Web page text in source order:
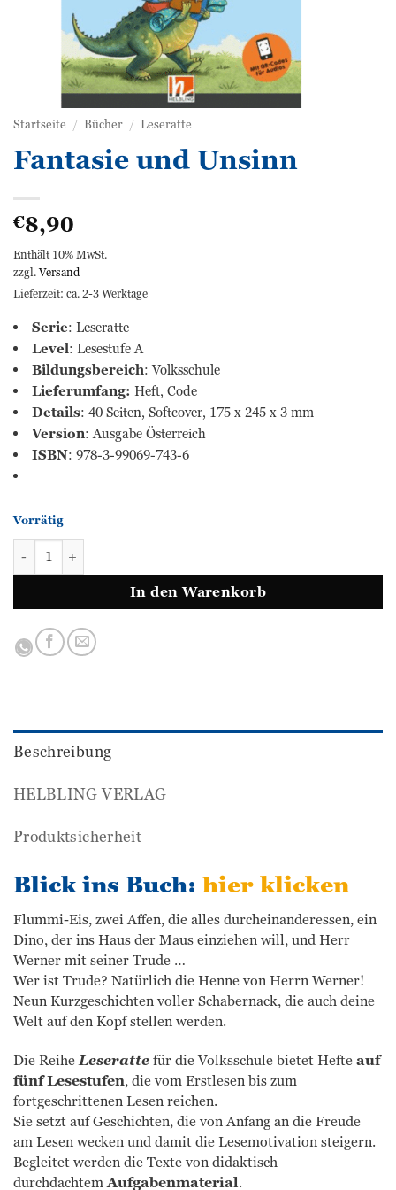
Startseite / Bücher / Leseratte
Fantasie und Unsinn
€8,90
Enthält 10% MwSt.
zzgl.Versand
Lieferzeit: ca. 2-3 Werktage
Serie: Leseratte
Level: Lesestufe A
Bildungsbereich: Volksschule
Lieferumfang: Heft, Code
Details: 40 Seiten, Softcover, 175 x 245 x 3 mm
Version: Ausgabe Österreich
ISBN: 978-3-99069-743-6
Vorrätig
Fantasie und Unsinn Menge
In den Warenkorb
Beschreibung
HELBLING VERLAG
Produktsicherheit
Blick ins Buch: hier klicken
Flummi-Eis, zwei Affen, die alles durcheinanderessen, ein
Dino, der ins Haus der Maus einziehen will, und Herr
Werner mit seiner Trude …
Wer ist Trude? Natürlich die Henne von Herrn Werner!
Neun Kurzgeschichten voller Schabernack, die auch deine
Welt auf den Kopf stellen werden.
Die ReiheLeserattefür die Volksschule bietet Hefteauf
fünf Lesestufen, die vom Erstlesen bis zum
fortgeschrittenen Lesen reichen.
Sie setzt auf Geschichten, die von Anfang an die Freude
am Lesen wecken und damit die Lesemotivation steigern.
Begleitet werden die Texte von didaktisch
durchdachtemAufgabenmaterial.